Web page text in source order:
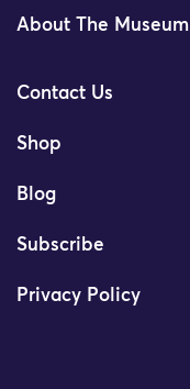
About The Museum
Contact Us
Shop
Blog
Subscribe
Privacy Policy